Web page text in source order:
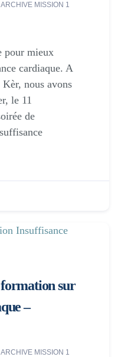
ARCHIVE MISSION 1
pour mieux
cardiaque. A
nous avons
le 11
de
formation sur
–
ARCHIVE MISSION 1